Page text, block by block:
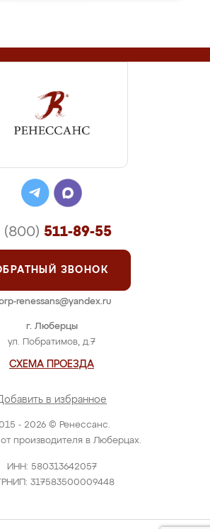
- 2026 © Ренессанс.
производителя в Люберцах.
ИНН: 580313642057
317583500009448
г. Люберцы
ул. Побратимов, д.7
СХЕМА ПРОЕЗДА
в избранное
(800) 511-89-55
ЗВОНОК
renessans@yandex.ru